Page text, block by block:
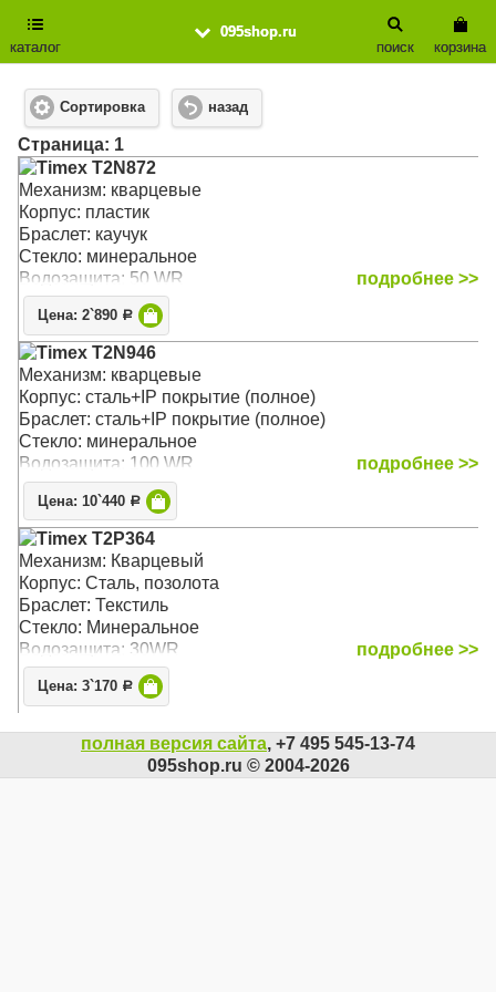
095shop.ru
каталог
корзина
поиск
Сортировка назад
Cтраница: 1
Timex T2N872
Механизм: кварцевые
Корпус: пластик
Браслет: каучук
Стекло: минеральное
Водозащита: 50 WR
подробнее >>
Цена: 2`890 Р
Timex T2N946
Механизм: кварцевые
Корпус: сталь+IP покрытие (полное)
Браслет: сталь+IP покрытие (полное)
Стекло: минеральное
Водозащита: 100 WR
подробнее >>
Цена: 10`440 Р
Timex T2P364
Механизм: Кварцевый
Корпус: Сталь, позолота
Браслет: Текстиль
Стекло: Минеральное
Водозащита: 30WR
подробнее >>
Цена: 3`170 Р
полная версия сайта, +7 495 545-13-74
095shop.ru © 2004-2026